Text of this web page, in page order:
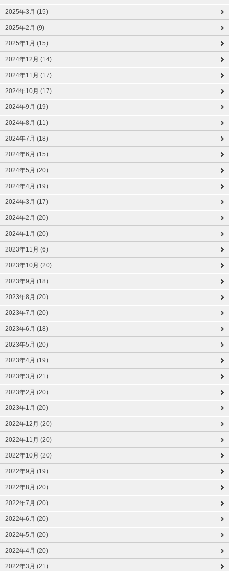
2025年3月 (15)
2025年2月 (9)
2025年1月 (15)
2024年12月 (14)
2024年11月 (17)
2024年10月 (17)
2024年9月 (19)
2024年8月 (11)
2024年7月 (18)
2024年6月 (15)
2024年5月 (20)
2024年4月 (19)
2024年3月 (17)
2024年2月 (20)
2024年1月 (20)
2023年11月 (6)
2023年10月 (20)
2023年9月 (18)
2023年8月 (20)
2023年7月 (20)
2023年6月 (18)
2023年5月 (20)
2023年4月 (19)
2023年3月 (21)
2023年2月 (20)
2023年1月 (20)
2022年12月 (20)
2022年11月 (20)
2022年10月 (20)
2022年9月 (19)
2022年8月 (20)
2022年7月 (20)
2022年6月 (20)
2022年5月 (20)
2022年4月 (20)
2022年3月 (21)